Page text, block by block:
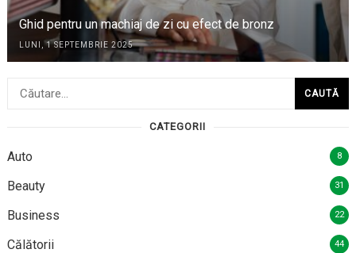
Ghid pentru un machiaj de zi cu efect de bronz
LUNI, 1 SEPTEMBRIE 2025
după:
CATEGORII
Auto 8
Beauty 31
Business 22
Călătorii 44